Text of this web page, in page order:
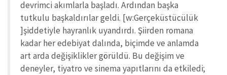
devrimci akımlarla başladı. Ardından başka
tutkulu başkaldırılar geldi. [w:Gerçeküstücülük
]şiddetiyle hayranlık uyandırdı. Şiirden romana
kadar her edebiyat dalında, biçimde ve anlamda
art arda değişiklikler görüldü. Bu değişim ve
deneyler, tiyatro ve sinema yapıtlarını da etkiledi;